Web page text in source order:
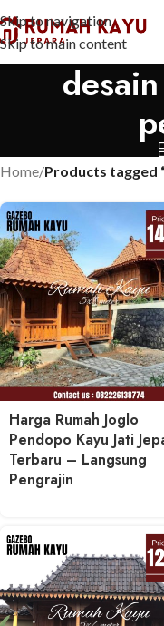
Skip to navigation
Skip to main content
Home/Products tagged
Harga Rumah Joglo
Pendopo Kayu Jati
Terbaru – Langsung
Pengrajin